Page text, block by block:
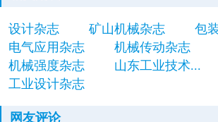
设计杂志 矿山机械杂志
包
电气应用杂志
机械传动杂志
机械强度杂志
山东工业技术...
工业设计杂志
网友评论